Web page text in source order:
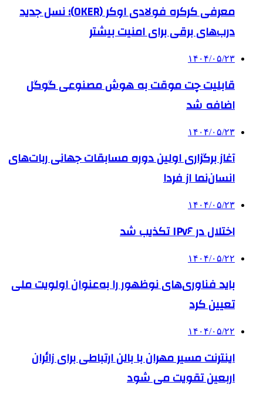
معرفی کرکره فولادی اوکر (OKER)؛ نسل جدید
درب‌های برقی برای امنیت بیشتر
۱۴۰۴/۰۵/۲۳
قابلیت چت موقت به هوش مصنوعی گوگل
اضافه شد
۱۴۰۴/۰۵/۲۳
آغاز برگزاری اولین دوره مسابقات جهانی ربات‌های
انسان‌نما از فردا
۱۴۰۴/۰۵/۲۳
اختلال در IPv۶ تکذیب شد
۱۴۰۴/۰۵/۲۲
باید فناوری‌های نوظهور را به‌عنوان اولویت ملی
تعیین کرد
۱۴۰۴/۰۵/۲۲
اینترنت مسیر مهران با بالن ارتباطی برای زائران
اربعین تقویت می شود